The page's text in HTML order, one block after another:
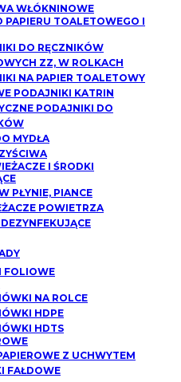
WŁÓKNINOWE
PAPIERU TOALETOWEGO I
DO RĘCZNIKÓW
ZZ, W ROLKACH
NA PAPIER TOALETOWY
PODAJNIKI KATRIN
PODAJNIKI DO
MYDŁA
I ŚRODKI
PŁYNIE, PIANCE
POWIETRZA
FOLIOWE
NA ROLCE
HDPE
HDTS
Z UCHWYTEM
FAŁDOWE